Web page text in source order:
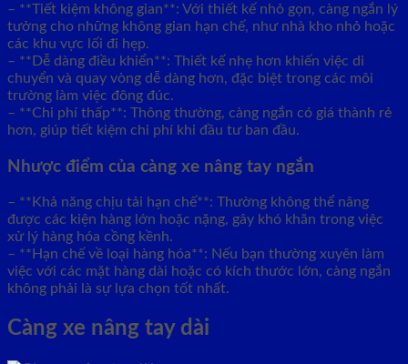
– **Tiết kiệm không gian**: Với thiết kế nhỏ gọn, càng ngắn lý
tưởng cho những không gian hạn chế, như nhà kho nhỏ hoặc
các khu vực lối đi hẹp.
– **Dễ dàng điều khiển**: Thiết kế nhẹ hơn khiến việc di
chuyển và quay vòng dễ dàng hơn, đặc biệt trong các môi
trường làm việc đông đúc.
– **Chi phí thấp**: Thông thường, càng ngắn có giá thành rẻ
hơn, giúp tiết kiệm chi phí khi đầu tư ban đầu.
Nhược điểm của càng xe nâng tay ngắn
– **Khả năng chịu tải hạn chế**: Thường không thể nâng
được các kiện hàng lớn hoặc nặng, gây khó khăn trong việc
xử lý hàng hóa cồng kềnh.
– **Hạn chế về loại hàng hóa**: Nếu bạn thường xuyên làm
việc với các mặt hàng dài hoặc có kích thước lớn, càng ngắn
không phải là sự lựa chọn tốt nhất.
Càng xe nâng tay dài